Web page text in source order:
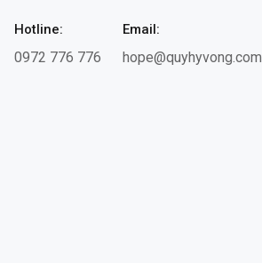
Hotline:
0972 776 776
Email:
hope@quyhyvong.com